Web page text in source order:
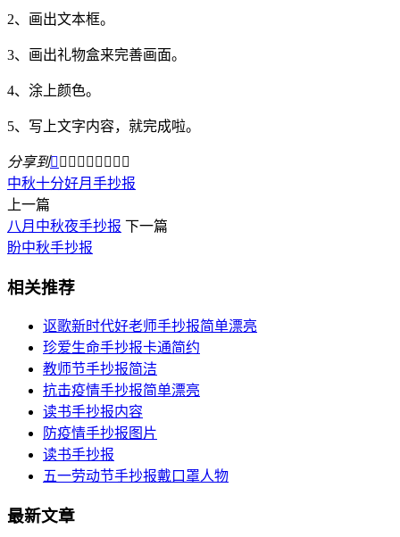
2、画出文本框。
3、画出礼物盒来完善画面。
4、涂上颜色。
5、写上文字内容，就完成啦。
分享到        
中秋十分好月 手抄报
上一篇
八月中秋夜手抄报 下一篇
盼中秋手抄报
相关推荐
讴歌新时代好老师手抄报简单漂亮
珍爱生命手抄报卡通简约
教师节手抄报简洁
抗击疫情手抄报简单漂亮
读书手抄报内容
​防疫情手抄报图片
读书手抄报
五一劳动节手抄报戴口罩人物
最新文章